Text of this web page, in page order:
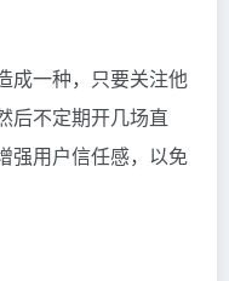
成一种，只要关注他
后不定期开几场直
强用户信任感，以免